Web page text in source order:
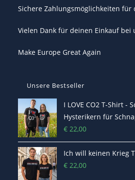
Sichere Zahlungsmöglichkeiten für
Vielen Dank für deinen Einkauf bei
Make Europe Great Again
Unsere Bestseller
I LOVE CO2 T-Shirt -
Hysterikern für
€ 22,00
Ich will keinen Krieg
€ 22,00